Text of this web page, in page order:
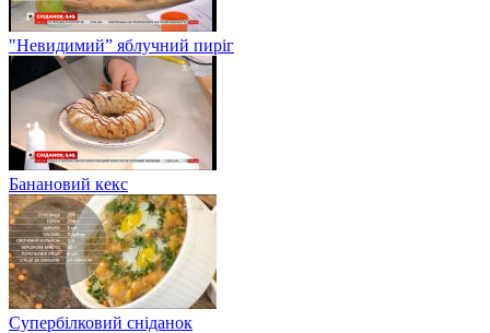
"Невидимий” яблучний пиріг
Банановий кекс
Супербілковий сніданок